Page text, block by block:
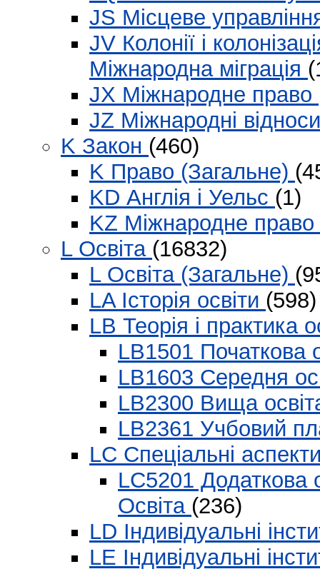
JS Місцеве
JV Колонії і
Міжнародна міграція
JX Міжнародне право
JZ Міжнародні
K Закон (460)
K Право (Загальне)
KD Англія і Уельс (1)
KZ Міжнародне право
L Освіта (16832)
L Освіта (Загальне)
LA Історія освіти (598)
LB Теорія і практика
LB1501 Початкова
LB1603 Середня
LB2300 Вища
LB2361 Учбовий
LC Спеціальні
LC5201 Додаткова
Освіта (236)
LD Індивідуальні
LE Індивідуальні